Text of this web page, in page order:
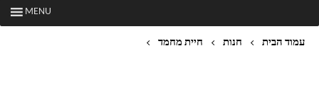
MENU
עמוד הבית חנות חיית מחמד